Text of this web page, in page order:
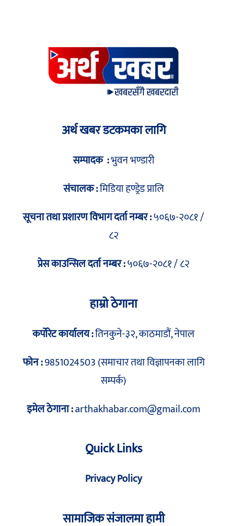
अर्थ खबर डटकमका लागि
सम्पादक :भुवन भण्डारी
संचालक :मिडिया हण्ड्रेड प्रालि
सूचना तथा प्रशारण विभाग दर्ता नम्बर :५०६७-२०८१ /
८२
प्रेस काउन्सिल दर्ता नम्बर :५०६७-२०८१ / ८२
हाम्रो ठेगाना
कर्पोरेट कार्यालय :तिनकुने-३२, काठमाडौं, नेपाल
फोन :9851024503 (समाचार तथा विज्ञापनका लागि
सम्पर्क)
इमेल ठेगाना :arthakhabar.com@gmail.com
Quick Links
Privacy Policy
सामाजिक संजालमा हामी